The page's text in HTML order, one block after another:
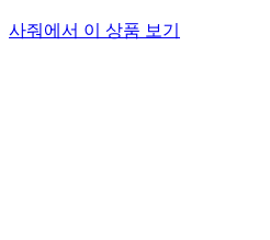
사줘에서 이 상품 보기